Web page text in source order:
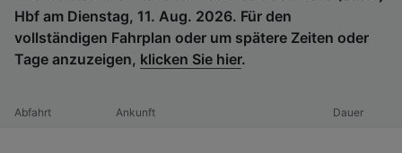
Hbf am Dienstag, 11. Aug. 2026. Für den
vollständigen Fahrplan oder um spätere Zeiten oder
Tage anzuzeigen, klicken Sie hier.
Abfahrt Ankunft Dauer